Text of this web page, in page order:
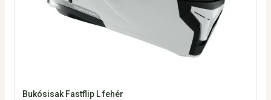
Bukósisak Fastflip L fehér